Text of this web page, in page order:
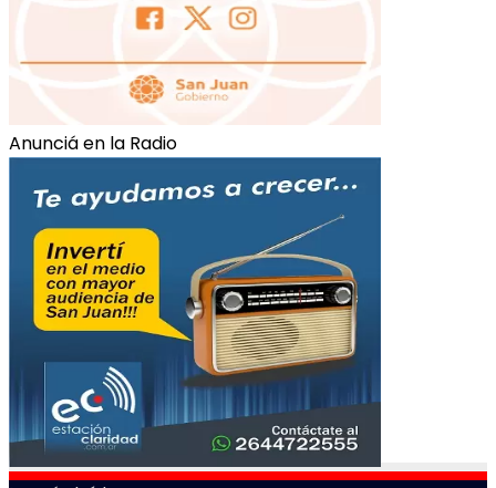
Anunciá en la Radio